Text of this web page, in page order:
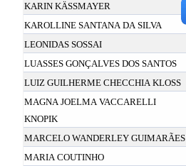
KARIN KÄSSMAYER
KAROLLINE SANTANA DA SILVA
LEONIDAS SOSSAI
LUASSES GONÇALVES DOS SANTOS
LUIZ GUILHERME CHECCHIA KLOSS
MAGNA JOELMA VACCARELLI
KNOPIK
MARCELO WANDERLEY GUIMARÃES
MARIA COUTINHO